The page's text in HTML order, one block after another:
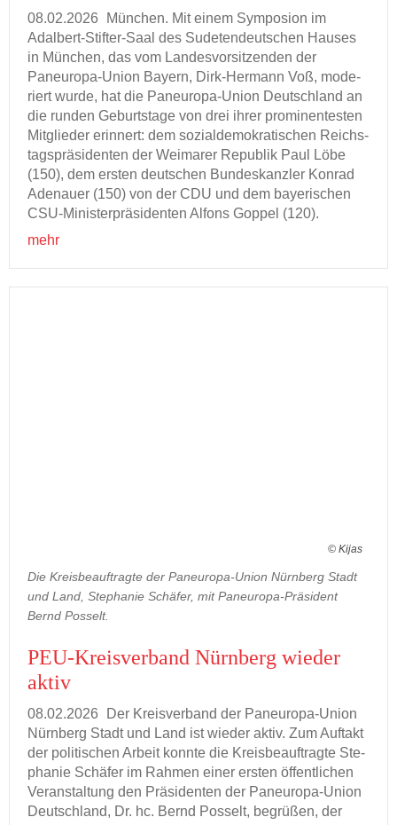
08.02.2026
Mün­chen. Mit einem Sym­po­si­on im
Adalbert-​Stifter-Saal des Su­de­ten­deut­schen Hau­ses
in Mün­chen, das vom Lan­des­vor­sit­zen­den der
Paneuropa-​Union Bay­ern, Dirk-​Hermann Voß, mo­de­
riert wurde, hat die Paneuropa-​Union Deutsch­land an
die run­den Ge­burts­ta­ge von drei ihrer pro­mi­nen­tes­ten
Mit­glie­der er­in­nert: dem so­zi­al­de­mo­kra­ti­schen Reichs­
tags­prä­si­den­ten der Wei­ma­rer Re­pu­blik Paul Löbe
(150), dem ers­ten deut­schen Bun­des­kanz­ler Kon­rad
Ade­nau­er (150) von der CDU und dem baye­ri­schen
CSU-​Ministerpräsidenten Al­fons Gop­pel (120).
mehr
© Kijas
Die Kreisbeauftragte der Paneuropa-Union Nürnberg Stadt
und Land, Stephanie Schäfer, mit Paneuropa-Präsident
Bernd Posselt.
PEU-​Kreisverband Nürn­berg wie­der
aktiv
08.02.2026
Der Kreis­ver­band der Paneuropa-​Union
Nürn­berg Stadt und Land ist wie­der aktiv. Zum Auf­takt
der po­li­ti­schen Ar­beit konn­te die Kreis­be­auf­trag­te Ste­
pha­nie Schä­fer im Rah­men einer ers­ten öf­fent­li­chen
Ver­an­stal­tung den Prä­si­den­ten der Paneuropa-​Union
Deutsch­land, Dr. hc. Bernd Pos­selt, be­grü­ßen, der